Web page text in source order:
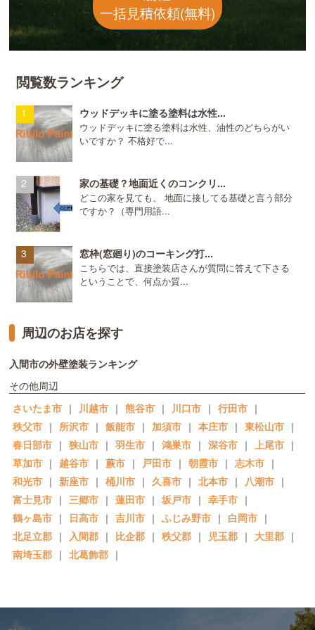
一括見積依頼(無料)
閲覧数ランキング
ウッドデッキに塗る塗料は水性...
ウッドデッキに塗る塗料は水性、油性のどちらがい
いですか？ 不格好で...
家の基礎？地面近くのコンクリ...
どこの家を見ても、 地面に接してる基礎と言う部分
ですか？（専門用語...
窓枠(窓廻り)のコーキング打...
こちらでは、直接塗装店さんが質問に答えて下さる
ということで、何点か質...
周辺のお店を探す
入間市の外壁塗装ランキング
その他周辺
さいたま市 ｜ 川越市 ｜ 熊谷市 ｜ 川口市 ｜ 行田市 ｜
秩父市 ｜ 所沢市 ｜ 飯能市 ｜ 加須市 ｜ 本庄市 ｜ 東松山市 ｜
春日部市 ｜ 狭山市 ｜ 羽生市 ｜ 鴻巣市 ｜ 深谷市 ｜ 上尾市 ｜
草加市 ｜ 越谷市 ｜ 蕨市 ｜ 戸田市 ｜ 朝霞市 ｜ 志木市 ｜
和光市 ｜ 新座市 ｜ 桶川市 ｜ 久喜市 ｜ 北本市 ｜ 八潮市 ｜
富士見市 ｜ 三郷市 ｜ 蓮田市 ｜ 坂戸市 ｜ 幸手市 ｜
鶴ヶ島市 ｜ 日高市 ｜ 吉川市 ｜ ふじみ野市 ｜ 白岡市 ｜
北足立郡 ｜ 入間郡 ｜ 比企郡 ｜ 秩父郡 ｜ 児玉郡 ｜ 大里郡 ｜
南埼玉郡 ｜ 北葛飾郡 ｜